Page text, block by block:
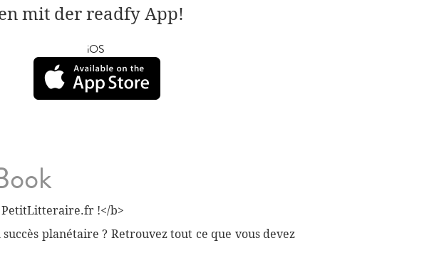
mit der readfy App!
iOS
PetitLitteraire.fr !</b>
planétaire ? Retrouvez tout ce que vous devez